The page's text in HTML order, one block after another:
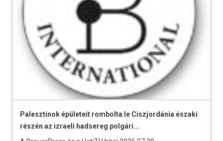
Palesztinok épületeit rombolta le Ciszjordánia északi
részén az izraeli hadsereg polgári...